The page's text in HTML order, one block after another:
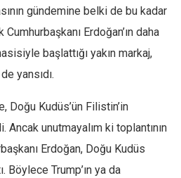
gündemine belki de bu kadar
Erdoğan’ın daha
başlattığı yakın markaj,
yansıdı.
Doğu Kudüs’ün Filistin’in
unutmayalım ki toplantının
Erdoğan, Doğu Kudüs
Böylece Trump’ın ya da